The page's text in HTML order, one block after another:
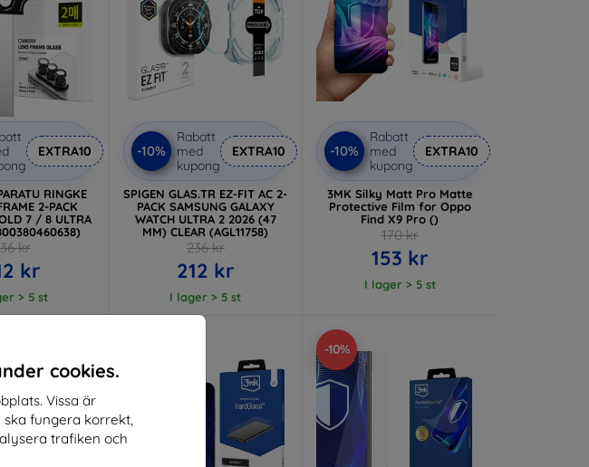
cookies.
Vissa är
fungera korrekt,
trafiken och
EXTRA10
RINGKE
2-PACK
7 / 8 ULTRA
kr
kr
> 5 st
-10%
Rabatt
med
kupong
EXTRA10
SPIGEN GLAS.TR EZ-FIT AC 2-
PACK SAMSUNG GALAXY
WATCH ULTRA 2 2026 (47
MM) CLEAR (AGL11758)
236 kr
212 kr
I lager > 5 st
-10%
Rabatt
med
kupong
EXTRA10
3MK Silky Matt Pro Matte
Protective Film for Oppo
Find X9 Pro ()
170 kr
153 kr
I lager > 5 st
-10%